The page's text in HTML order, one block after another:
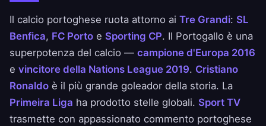
Il calcio portoghese ruota attorno ai Tre Grandi: SL
Benfica, FC Porto e Sporting CP. Il Portogallo è una
superpotenza del calcio — campione d'Europa 2016
e vincitore della Nations League 2019. Cristiano
Ronaldo è il più grande goleador della storia. La
Primeira Liga ha prodotto stelle globali. Sport TV
trasmette con appassionato commento portoghese